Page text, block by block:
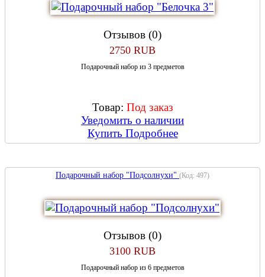
Отзывов (0)
2750 RUB
Подарочный набор из 3 предметов
Товар: Под заказ
Уведомить о наличии
Купить Подробнее
Подарочный набор "Подсолнухи" (Код: 497)
Отзывов (0)
3100 RUB
Подарочный набор из 6 предметов